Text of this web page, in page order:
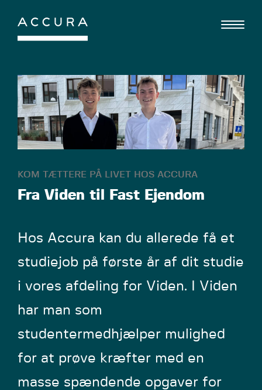
Gå
indhold
KOM TÆTTERE PÅ LIVET HOS ACCURA
Fra Viden til Fast Ejendom
Hos Accura kan du allerede få et
studiejob på første år af dit studie
i vores afdeling for Viden. I Viden
har man som
studentermedhjælper mulighed
for at prøve kræfter med en
masse spændende opgaver for